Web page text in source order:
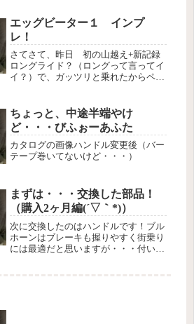
ャリとバルブ形状(空気の入り口)が違
うので対応しているポンプか、バル
ブ...
エッグビーター１ インプ
レ！
さてさて、昨日 初の山越え+新記録
ロングライド？（ロングって言ってイ
イ？）で、ガッツリと乗れたからペダ
り、長文なったら、すんません(＾▽
＾*)ちゅーことで、まずは平地の感想
か...
ちょっと、中途半端やけ
ど・・・びふぉーあふた
カタログの画像ハンドル変更後（バー
テープ巻いてないけど・・・）
まずは・・・交換した部品！
（購入2ヶ月編(´▽｀*)）
次に交換したのはハンドルです！ブル
ホーンはブレーキも握りやすく街乗り
には最適だと思いますが・・・付いて